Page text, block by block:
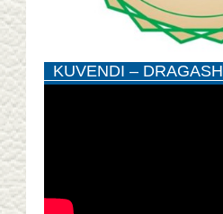
KUVENDI – DRAGASH